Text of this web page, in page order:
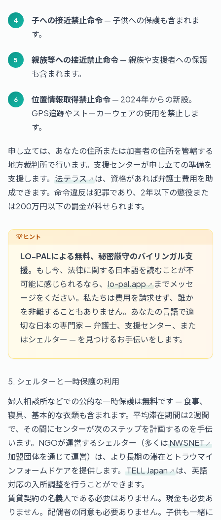
子への接近禁止命令— 子供への保護も含まれま
す。
親族等への接近禁止命令— 親族や支援者への保護
も含まれます。
位置情報取得禁止命令— 2024年からの新設。
GPS追跡やストーカーウェアの使用を禁止しま
す。
申し立ては、あなたの住所または加害者の住所を管轄する
地方裁判所で行います。支援センターが申し立ての準備を
支援します。 法テラス
は、資格があれば弁護士費用を助
成できます。命令違反は犯罪であり、2年以下の懲役また
は200万円以下の罰金が科せられます。
LO-PALによる無料、秘密厳守のバイリンガル支
援。 もし今、法律に関する日本語を読むことが不
可能に感じられるなら、 lo-pal.app
までメッセ
ージをください。私たちは費用を請求せず、誰か
を非難することもありません。あなたの言語で適
切な日本の専門家 — 弁護士、支援センター、また
はシェルター — を見つけるお手伝いをします。
5. シェルターと一時保護の利用
婦人相談所などでの公的な一時保護は無料です — 食事、
寝具、基本的な衣類も含まれます。平均滞在期間は2週間
で、その間にセンターが次のステップを計画するのを手伝
います。NGOが運営するシェルター（多くはNWSNET
加盟団体を通じて運営）は、より長期の滞在とトラウマイ
ンフォームドケアを提供します。 TELL Japan
は、英語
対応の入所調整を行うことができます。
賃貸契約の名義人である必要はありません。現金も必要あ
りません。配偶者の同意も必要ありません。子供も一緒に